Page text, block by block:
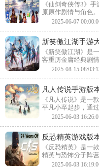
《仙剑奇侠传3》
原原作剧情与角色
验御剑飞行、回合
2025-06-07
新笑傲江湖手游
《新笑傲江湖》是
客重历金庸经典剧
景，轻功系统支持
2025-08-15
凡人传说手游版
《凡人传说》是一
平凡小卒起步，通
融合御剑飞行与五
2025-06-03
反恐精英游戏版
《反恐精英》是一
精英与恐怖分子阵
略，包含炸弹拆除
2025-06-03